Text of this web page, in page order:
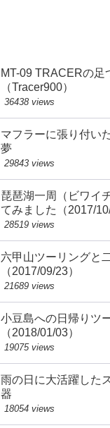
MT-09 TRACERの足
（Tracer900）
36438 views
マフラーに張り付い
夢
29843 views
琵琶湖一周（ビワイ
てみました（2017/10/
28519 views
六甲山ツーリングと
（2017/09/23）
21689 views
小豆島への日帰りツ
（2018/01/03）
19075 views
雨の日に大活躍した
器
18054 views